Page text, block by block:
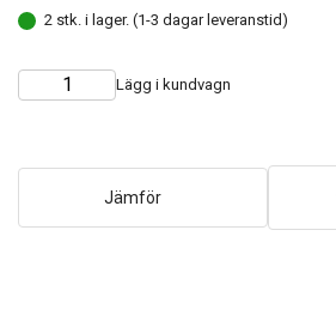
2 stk. i lager. (1-3 dagar leveranstid)
Choose
Quantity Lägg i kundvagn
Jämför